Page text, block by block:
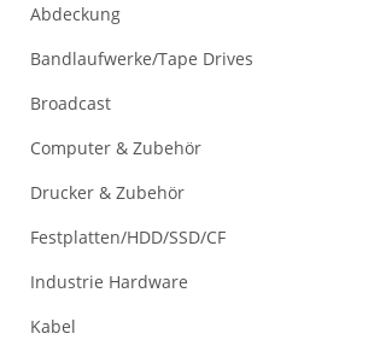
Abdeckung
Bandlaufwerke/Tape Drives
Broadcast
Computer & Zubehör
Drucker & Zubehör
Festplatten/HDD/SSD/CF
Industrie Hardware
Kabel